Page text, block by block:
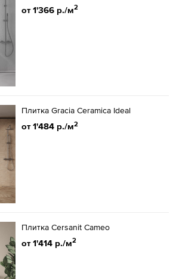
от 1'366 р./м2
Плитка Gracia Ceramica Ideal
от 1'484 р./м2
Плитка Cersanit Cameo
от 1'414 р./м2